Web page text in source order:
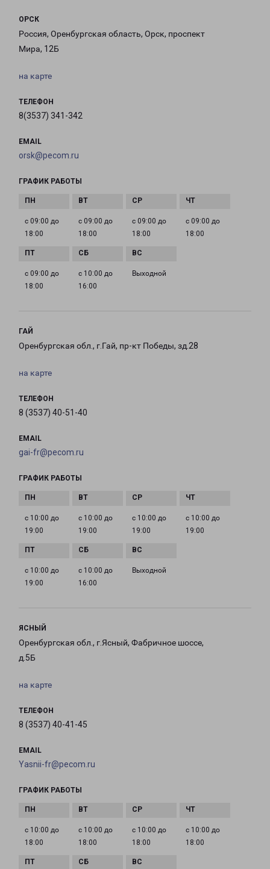
ОРСК
Россия, Оренбургская область, Орск, проспект
Мира, 12Б
на карте
ТЕЛЕФОН
8(3537) 341-342
EMAIL
orsk@pecom.ru
ГРАФИК РАБОТЫ
с 09:00 до
18:00
с 09:00 до
18:00
с 09:00 до
18:00
с 09:00 до
18:00
с 09:00 до
18:00
с 10:00 до
16:00
Выходной
ГАЙ
Оренбургская обл., г.Гай, пр-кт Победы, зд.28
на карте
ТЕЛЕФОН
8 (3537) 40-51-40
EMAIL
gai-fr@pecom.ru
ГРАФИК РАБОТЫ
с 10:00 до
19:00
с 10:00 до
19:00
с 10:00 до
19:00
с 10:00 до
19:00
с 10:00 до
19:00
с 10:00 до
16:00
Выходной
ЯСНЫЙ
Оренбургская обл., г.Ясный, Фабричное шоссе,
д.5Б
на карте
ТЕЛЕФОН
8 (3537) 40-41-45
EMAIL
Yasnii-fr@pecom.ru
ГРАФИК РАБОТЫ
с 10:00 до
18:00
с 10:00 до
18:00
с 10:00 до
18:00
с 10:00 до
18:00